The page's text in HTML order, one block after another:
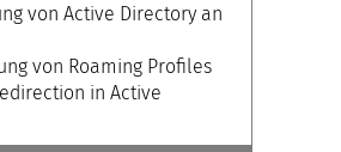
von Active Directory an
von Roaming Profiles
in Active